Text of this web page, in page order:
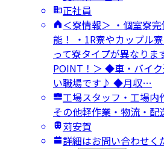
正社員
＜寮情報＞ ・個室寮
能！ ・1R寮やカップル
って寮タイプが異なりま
POINT！＞ ◆車・バイ
い職場です♪ ◆月収…
工場スタッフ・工場内
その他軽作業・物流・配
苅安賀
詳細はお問い合わせく